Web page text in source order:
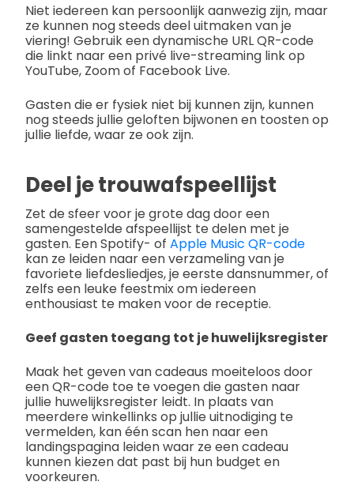
Niet iedereen kan persoonlijk aanwezig zijn, maar
ze kunnen nog steeds deel uitmaken van je
viering! Gebruik een dynamische URL QR-code
die linkt naar een privé live-streaming link op
YouTube, Zoom of Facebook Live.
Gasten die er fysiek niet bij kunnen zijn, kunnen
nog steeds jullie geloften bijwonen en toosten op
jullie liefde, waar ze ook zijn.
Deel je trouwafspeellijst
Zet de sfeer voor je grote dag door een
samengestelde afspeellijst te delen met je
gasten. Een Spotify- of Apple Music QR-code
kan ze leiden naar een verzameling van je
favoriete liefdesliedjes, je eerste dansnummer, of
zelfs een leuke feestmix om iedereen
enthousiast te maken voor de receptie.
Geef gasten toegang tot je huwelijksregister
Maak het geven van cadeaus moeiteloos door
een QR-code toe te voegen die gasten naar
jullie huwelijksregister leidt. In plaats van
meerdere winkellinks op jullie uitnodiging te
vermelden, kan één scan hen naar een
landingspagina leiden waar ze een cadeau
kunnen kiezen dat past bij hun budget en
voorkeuren.